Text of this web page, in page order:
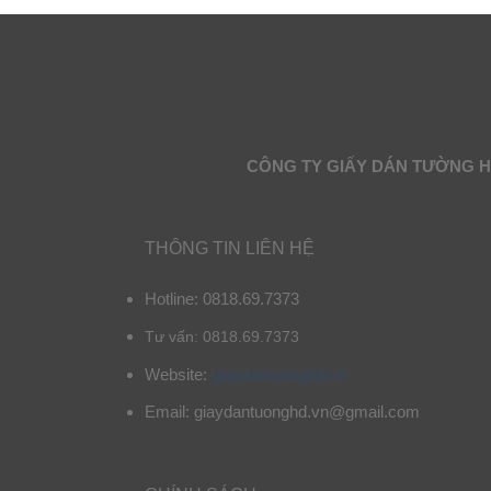
CÔNG TY GIẤY DÁN TƯỜNG
THÔNG TIN LIÊN HỆ
Hotline: 0818.69.7373
Tư vấn: 0818.69.7373
Website: giaydantuonghd.vn
Email: giaydantuonghd.vn@gmail.com